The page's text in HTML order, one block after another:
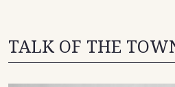
TALK OF THE